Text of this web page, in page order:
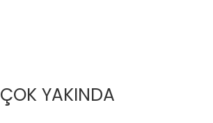
ÇOK YAKINDA